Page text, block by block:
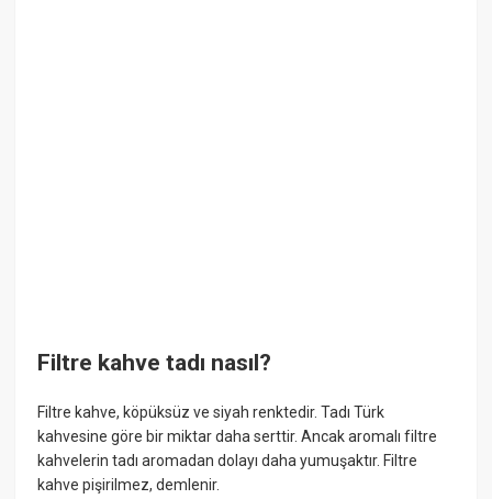
Filtre kahve tadı nasıl?
Filtre kahve, köpüksüz ve siyah renktedir. Tadı Türk
kahvesine göre bir miktar daha serttir. Ancak aromalı filtre
kahvelerin tadı aromadan dolayı daha yumuşaktır. Filtre
kahve pişirilmez, demlenir.